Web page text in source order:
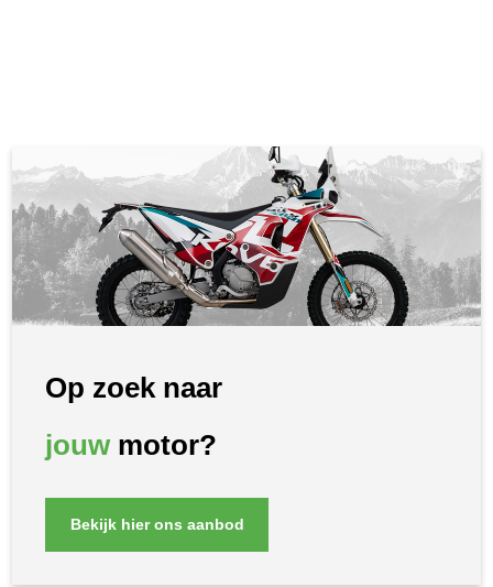
Op zoek naar
jouwmotor?
Bekijk hier ons aanbod